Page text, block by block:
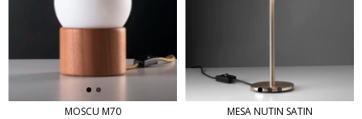
MOSCU M70 MESA NUTIN SATIN